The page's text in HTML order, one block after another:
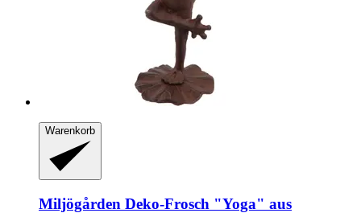
Warenkorb
Miljögården Deko-​Frosch "Yoga" aus